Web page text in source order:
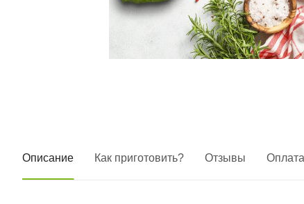
Описание Как приготовить? Отзывы Оплата